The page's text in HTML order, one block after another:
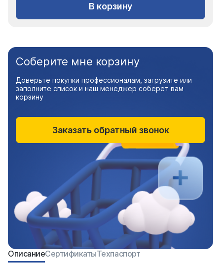
В корзину
ОписаниеСертификатыТехпаспорт
Соберите мне корзину
Доверьте покупки профессионалам, загрузите или
заполните список и наш менеджер соберет вам
корзину
Заказать обратный звонок